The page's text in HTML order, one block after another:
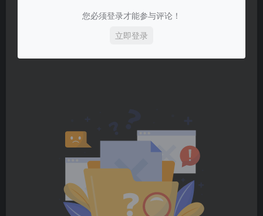
您必须登录才能参与评论！
立即登录